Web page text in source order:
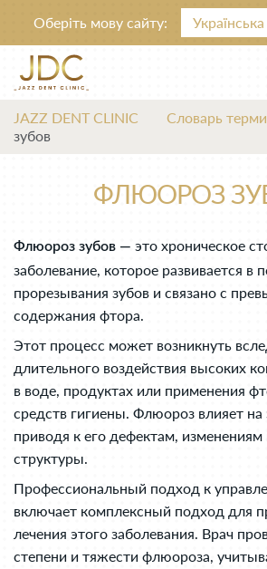
Оберіть мову сайту: Українська
JAZZ DENT CLINIC Словарь
зубов
ФЛЮОРОЗ
Флюороз зубов — это хроническое
заболевание, которое развивается в
прорезывания зубов и связано с
содержания фтора.
Этот процесс может возникнуть
длительного воздействия высоких
в воде, продуктах или применения
средств гигиены. Флюороз влияет на
приводя к его дефектам, изменениям
структуры.
Профессиональный подход к
включает комплексный подход для
лечения этого заболевания. Врач
степени и тяжести флюороза,